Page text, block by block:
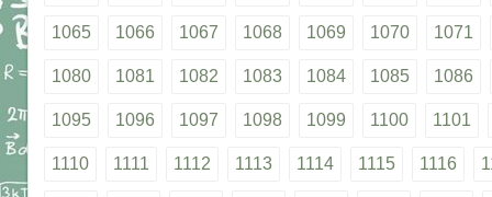
1065 1066 1067 1068 1069 1070 1071
1080 1081 1082 1083 1084 1085 1086
1095 1096 1097 1098 1099 1100 1101
1110 1111 1112 1113 1114 1115 1116